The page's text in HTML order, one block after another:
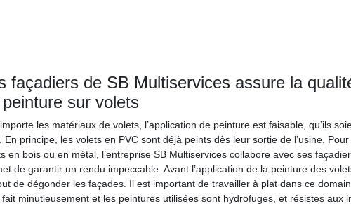
façadiers de SB Multiservices assure la
sur volets
les matériaux de volets, l’application de peinture est faisable, qu’ils
En principe, les volets en PVC sont déjà peints dès leur sortie de l’usine.
en bois ou en métal, l’entreprise SB Multiservices collabore avec ses
de garantir un rendu impeccable. Avant l’application de la peinture des
de dégonder les façades. Il est important de travailler à plat dans ce
minutieusement et les peintures utilisées sont hydrofuges, et résistes aux